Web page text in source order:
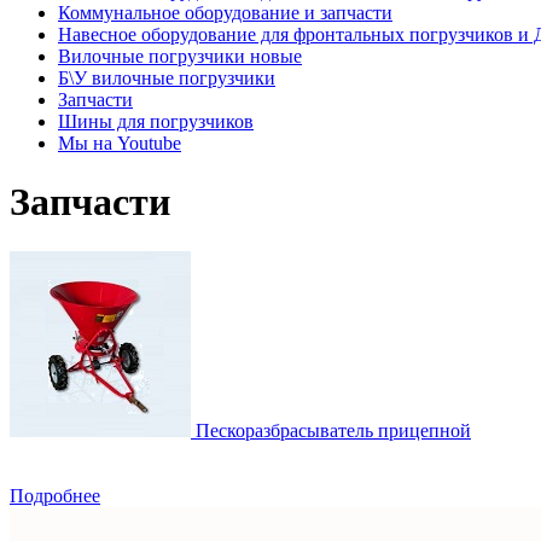
Коммунальное оборудование и запчасти
Навесное оборудование для фронтальных погрузчиков
Вилочные погрузчики новые
Б\У вилочные погрузчики
Запчасти
Шины для погрузчиков
Мы на Youtube
Запчасти
Пескоразбрасыватель прицепной
Подробнее